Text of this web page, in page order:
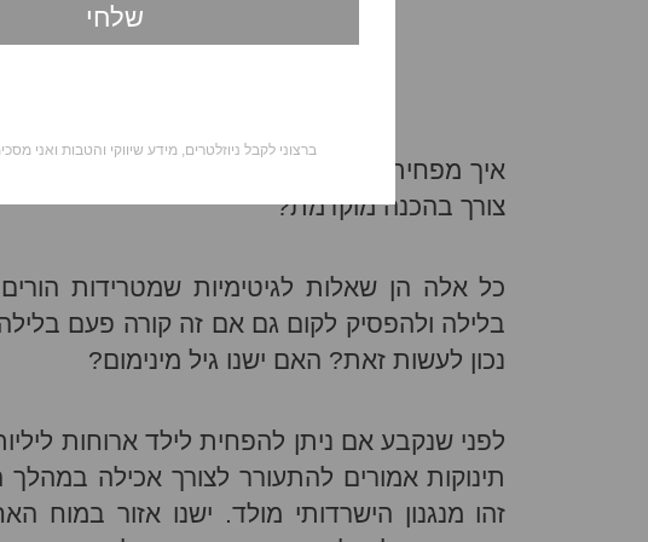
מאת:
איך מפחיתים ארוחות ליליות ועוברים לאכילה
צורך בהכנה מוקדמת?
כל אלה הן שאלות לגיטימיות שמטרידות
בלילה ולהפסיק לקום גם אם זה קורה פעם
נכון לעשות זאת? האם ישנו גיל מינימום?
לפני שנקבע אם ניתן להפחית לילד ארוחות
תינוקות אמורים להתעורר לצורך אכילה
זהו מנגנון הישרדותי מולד. ישנו אזור
ברצוני לקבל ניוזלטרים, מידע שיווקי והטבות ואני